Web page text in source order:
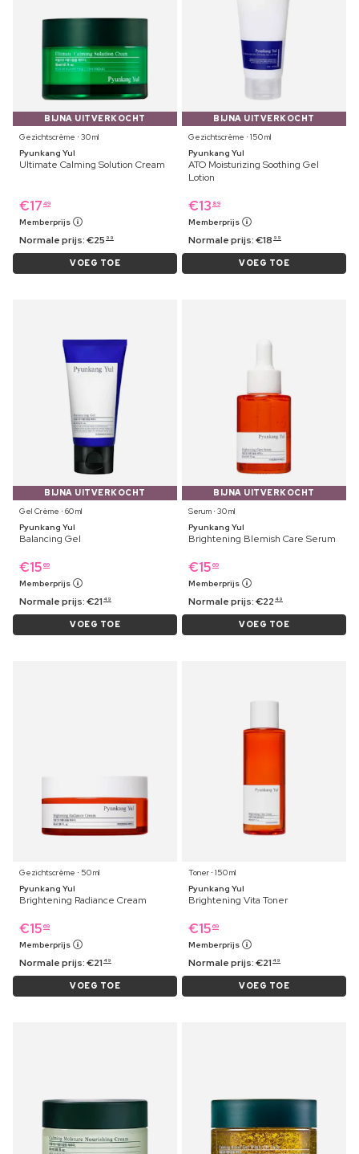
BIJNA UITVERKOCHT
Gezichtscrème ⋅ 30 ml
Pyunkang Yul
Ultimate Calming Solution Cream
€17 49
Memberprijs
Normale prijs:€25 99
VOEG TOE
BIJNA UITVERKOCHT
Gezichtscrème ⋅ 150 ml
Pyunkang Yul
ATO Moisturizing Soothing Gel
Lotion
€13 89
Memberprijs
Normale prijs:€18 99
VOEG TOE
BIJNA UITVERKOCHT
Gel Crème ⋅ 60 ml
Pyunkang Yul
Balancing Gel
€15 69
Memberprijs
Normale prijs:€21 49
VOEG TOE
BIJNA UITVERKOCHT
Serum ⋅ 30 ml
Pyunkang Yul
Brightening Blemish Care Serum
€15 69
Memberprijs
Normale prijs:€22 49
VOEG TOE
Gezichtscrème ⋅ 50 ml
Pyunkang Yul
Brightening Radiance Cream
€15 69
Memberprijs
Normale prijs:€21 49
VOEG TOE
Toner ⋅ 150 ml
Pyunkang Yul
Brightening Vita Toner
€15 69
Memberprijs
Normale prijs:€21 49
VOEG TOE